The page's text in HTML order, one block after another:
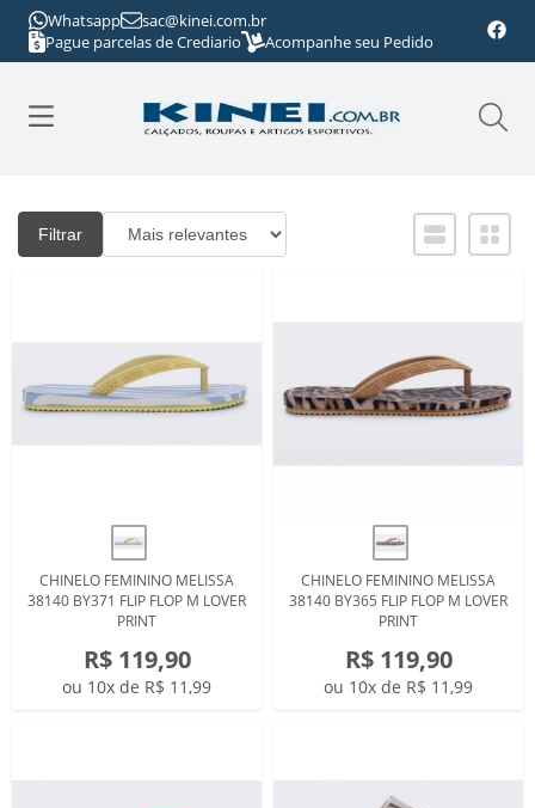
Whatsapp
sac@kinei.com.br
Pague parcelas de Crediario
Acompanhe seu Pedido
Filtrar
CHINELO FEMININO MELISSA
38140 BY371 FLIP FLOP M LOVER
PRINT
R$ 119,90
ou 10x de R$ 11,99
CHINELO FEMININO MELISSA
38140 BY365 FLIP FLOP M LOVER
PRINT
R$ 119,90
ou 10x de R$ 11,99